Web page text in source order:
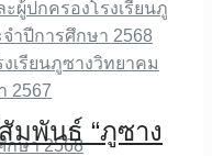
ผู้ปกครองโรงเรียนภู
ำปีการศึกษา 2568
เรียนภูซางวิทยาคม
2567
กษา 2568
มพันธ์ “ภูซาง